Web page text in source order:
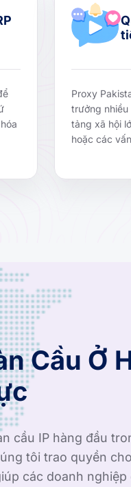
Proxy
trưởng
tảng xã hội
hoặc các
Cầu Ở
cầu IP hàng đầu
tôi trao quyền
các doanh